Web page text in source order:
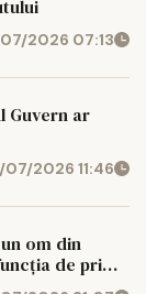
2026 07:13
Guvern ar
07/2026 11:46
om din
de prim-